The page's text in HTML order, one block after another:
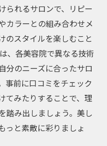
られるサロンで、リピー
カラーとの組み合わせメ
のスタイルを楽しむこと
、各美容院で異なる技術
分のニーズに合ったサロ
事前に口コミをチェック
てみたりすることで、理
踏み出しましょう。美し
っと素敵に彩りましょ